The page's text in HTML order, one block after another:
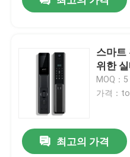
스마트
위한
MOQ：5
가격：
최고의 가격